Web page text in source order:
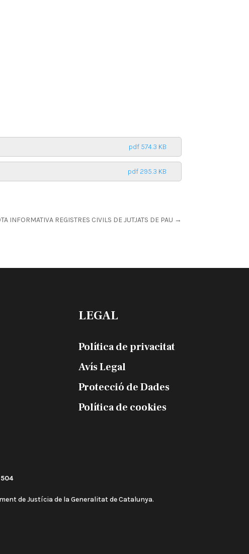
pdf 574.3 KB
pdf 295.3 KB
INFORMATIVA REGISTRES CIVILS DE JUTJATS DE PAU →
LEGAL
Política de privacitat
Avís Legal
Protecció de Dades
Política de cookies
de Justícia de la Generalitat de Catalunya.